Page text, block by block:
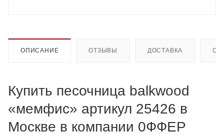
ОПИСАНИЕ ОТЗЫВЫ ДОСТАВКА
Купить песочница balkwood
«мемфис» артикул 25426 в
Москве в компании 0ФФЕР